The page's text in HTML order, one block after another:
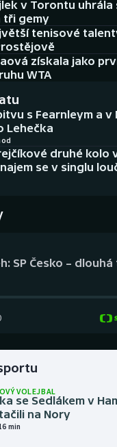
v Torontu uhrála
tři gemy
tenisové
získala jako
WTA
s Fearnleym a
Lehečka
druhé kolo
se v singlu
SP Česko –
VOLEJBAL
se Sedlákem v
na Nory
min